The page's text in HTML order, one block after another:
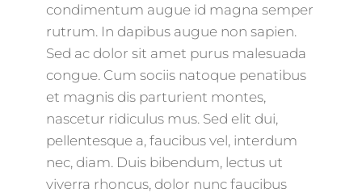
condimentum augue id magna semper
rutrum. In dapibus augue non sapien.
Sed ac dolor sit amet purus malesuada
congue. Cum sociis natoque penatibus
et magnis dis parturient montes,
nascetur ridiculus mus. Sed elit dui,
pellentesque a, faucibus vel, interdum
nec, diam. Duis bibendum, lectus ut
viverra rhoncus, dolor nunc faucibus